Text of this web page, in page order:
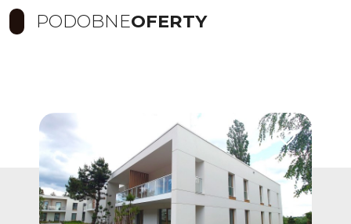
PODOBNEOFERTY
Dodaj do